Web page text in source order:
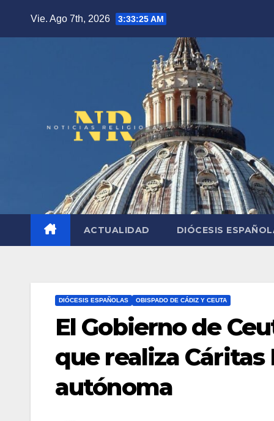
Vie. Ago 7th, 2026 3:33:26 AM
ACTUALIDAD DIÓCESIS
DIÓCESIS ESPAÑOLAS OBISPADO DE CÁDIZ Y CEUTA
El Gobierno de
que realiza
autónoma